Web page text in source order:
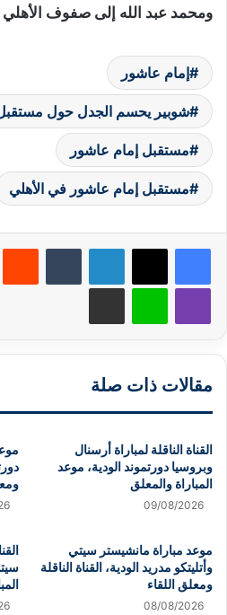
ومحمد عبد الله إلى صفوف الأهلي
إمام عاشور
شوبير يحسم الجدل حول
مستقبل إمام عاشور
مستقبل إمام عاشور في الأهلي
لينكدإن
لاين
مقالات ذات صلة
القناة الناقلة لمباراة أرسنال
وبروسيا دورتموند الودية، موعد
المباراة والمعلق
09/08/2026
موعد مباراة مانشيستر سيتي
وأتليتكو مدريد الودية، القناة الناقلة
ومعلق اللقاء
08/08/2026